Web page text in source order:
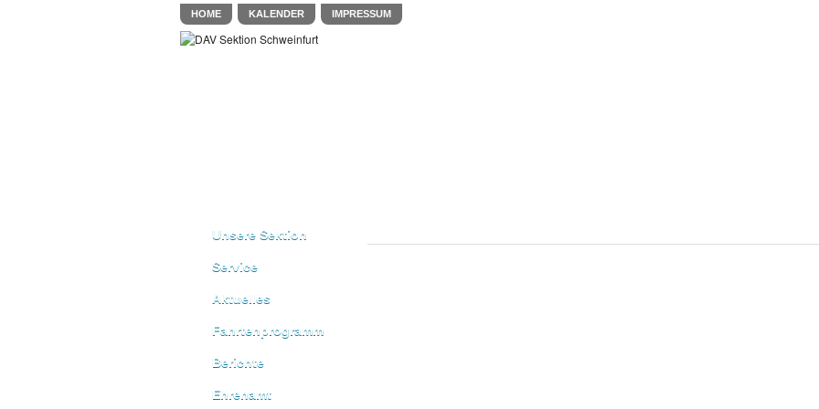
HOME KALENDER IMPRESSUM
Unsere Sektion
Service
Aktuelles
Fahrtenprogramm
Berichte
Ehrenamt